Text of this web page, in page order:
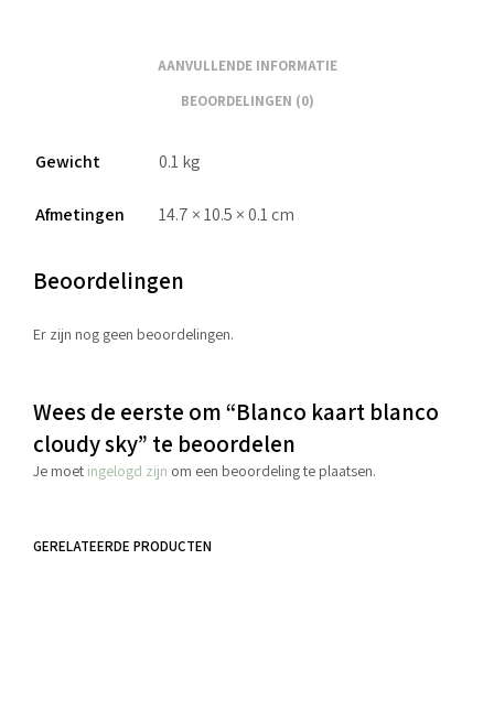
AANVULLENDE INFORMATIE
BEOORDELINGEN (0)
Gewicht 0.1 kg
Afmetingen 14.7 × 10.5 × 0.1 cm
Beoordelingen
Er zijn nog geen beoordelingen.
Wees de eerste om “Blanco kaart blanco
cloudy sky” te beoordelen
Je moet ingelogd zijn om een beoordeling te plaatsen.
GERELATEERDE PRODUCTEN